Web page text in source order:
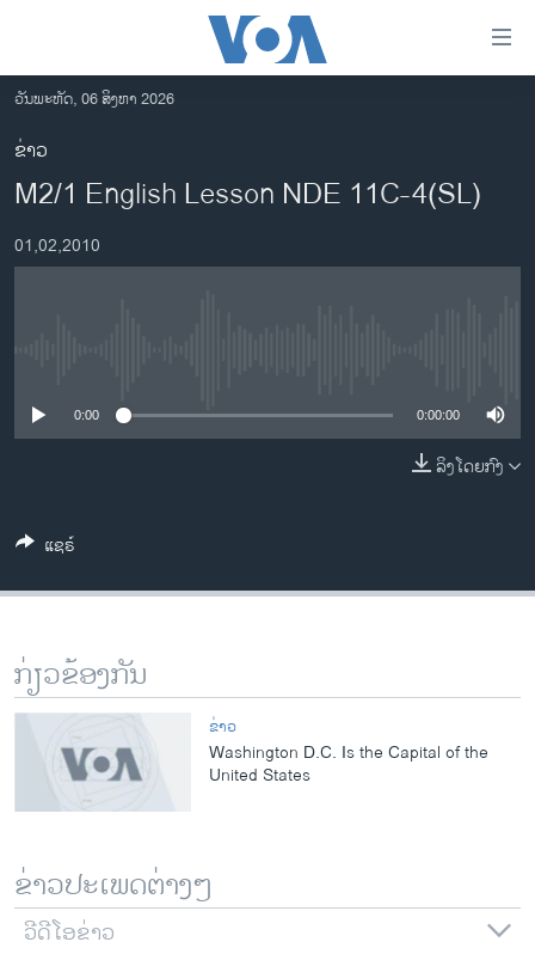
ເຂົ້າ
ຫາ
ຂ້າມ
ຂ້າມ
ໄປ
ອາເມຣິກາ
ການເລືອກຕັ້ງ ປະທານາທີບໍດີ ສະຫະລັດ 2024
ອິດສະຫຼະພາບດ້ານການຂ່າວ
ວິທະຍາສາດ-ເທັກໂນໂລຈີ
ທຸລະກິດ
ວີດີໂອ
ລາຍການກະຈາຍສຽງ
ລາຍງານ
ຕິດຕາມພວກເຮົາ ທີ່
ພາສາຕ່າງໆ
ວັນພະຫັດ, 06 ສິງຫາ 2026
ຂ່າວ
M2/1 English Lesson NDE 11C-4(SL)
01,02,2010
0:00 0:00:00
ລິງໂດຍກົງ
ແຊຣ໌
ກ່ຽວຂ້ອງກັນ
ຂ່າວ
Washington D.C. Is the Capital of the
United States
ຂ່າວປະເພດຕ່າງໆ
ວີດີໂອຂ່າວ